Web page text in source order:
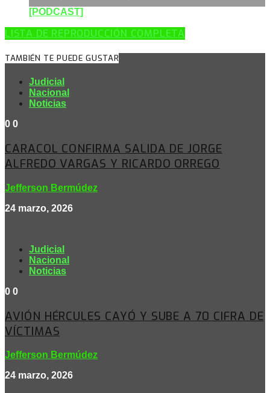
[PODCAST]
LISTA DE REPRODUCCIÓN COMPLETA
TAMBIÉN TE PUEDE GUSTAR
Judicial
Nacional
Noticias
0 0
CARACOL CONFIRMA SALIDA DE JORGE
ALFREDO VARGAS Y RICARDO ORREGO
Jefferson Bermúdez
24 marzo, 2026
Judicial
Nacional
Noticias
0 0
AVIÓN HÉRCULES CAYÓ Y SUBE A 70 CIFRA DE
VÍCTIMAS
Jefferson Bermúdez
24 marzo, 2026